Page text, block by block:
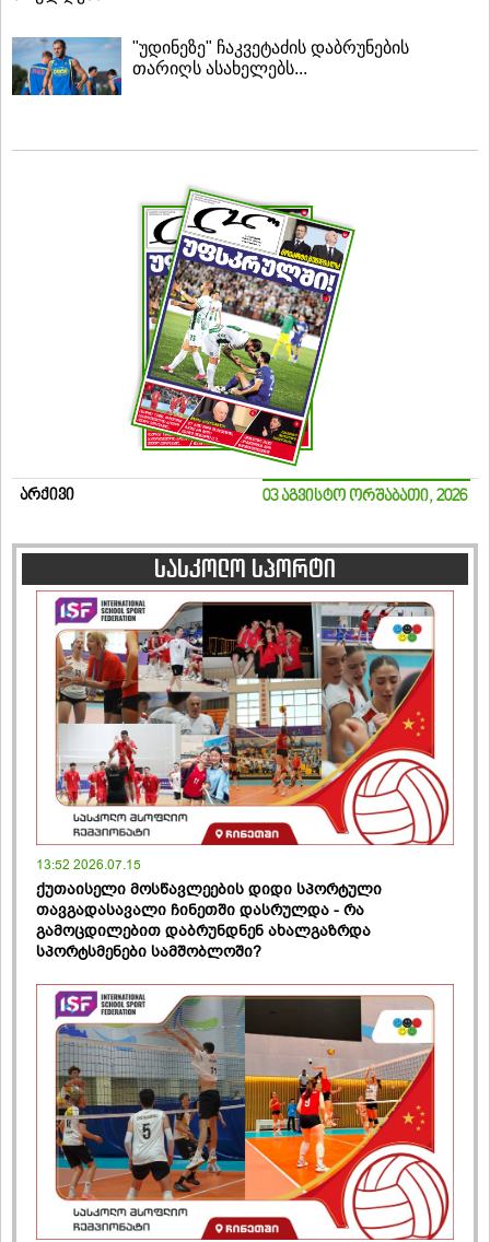
"უდინეზე" ჩაკვეტაძის დაბრუნების
თარიღს ასახელებს...
არქივი 03 აგვისტო ორშაბათი, 2026
სასკოლო სპორტი
13:52 2026.07.15
ქუთაისელი მოსწავლეების დიდი სპორტული
თავგადასავალი ჩინეთში დასრულდა - რა
გამოცდილებით დაბრუნდნენ ახალგაზრდა
სპორტსმენები სამშობლოში?